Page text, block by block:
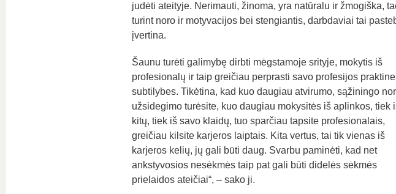
judėti ateityje. Nerimauti, žinoma, yra natūralu ir žmogiška,
turint noro ir motyvacijos bei stengiantis, darbdaviai tai
įvertina.
Šaunu turėti galimybę dirbti mėgstamoje srityje, mokytis iš
profesionalų ir taip greičiau perprasti savo profesijos
subtilybes. Tikėtina, kad kuo daugiau atvirumo, sąžiningo
užsidegimo turėsite, kuo daugiau mokysitės iš aplinkos, tiek
kitų, tiek iš savo klaidų, tuo sparčiau tapsite profesionalais,
greičiau kilsite karjeros laiptais. Kita vertus, tai tik vienas iš
karjeros kelių, jų gali būti daug. Svarbu paminėti, kad net
ankstyvosios nesėkmės taip pat gali būti didelės sėkmės
prielaidos ateičiai“, – sako ji.